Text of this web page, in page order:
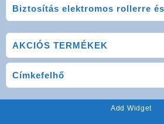
Biztosítás elektromos rollerre
AKCIÓS TERMÉKEK
Címkefelhő
Add Widget